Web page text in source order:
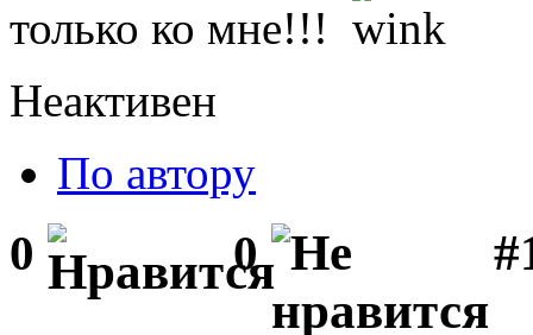
только ко мне!!!
Неактивен
По автору
0 0